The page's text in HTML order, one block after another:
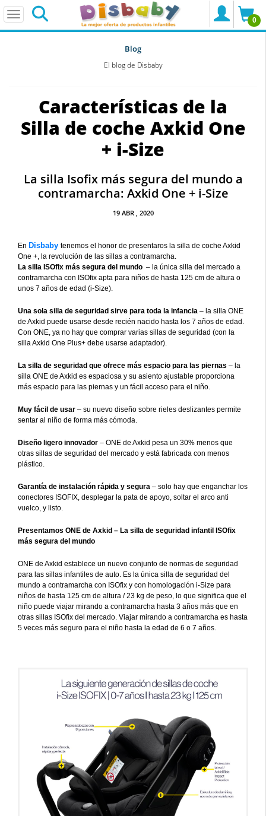
0
Blog
El blog de Disbaby
Características de la
Silla de coche Axkid One
+ i-Size
La silla Isofix más segura del mundo a
contramarcha: Axkid One + i-Size
19 ABR, 2020
En Disbaby tenemos el honor de presentaros la silla de coche Axkid
One +, la revolución de las sillas a contramarcha.
La silla ISOfix más segura del mundo – la única silla del mercado a
contramarcha con ISOfix apta para niños de hasta 125 cm de altura o
unos 7 años de edad (i-Size).
Una sola silla de seguridad sirve para toda la infancia – la silla ONE
de Axkid puede usarse desde recién nacido hasta los 7 años de edad.
Con ONE, ya no hay que comprar varias sillas de seguridad (con la
silla Axkid One Plus+ debe usarse adaptador).
La silla de seguridad que ofrece más espacio para las piernas – la
silla ONE de Axkid es espaciosa y su asiento ajustable proporciona
más espacio para las piernas y un fácil acceso para el niño.
Muy fácil de usar – su nuevo diseño sobre rieles deslizantes permite
sentar al niño de forma más cómoda.
Diseño ligero innovador – ONE de Axkid pesa un 30% menos que
otras sillas de seguridad del mercado y está fabricada con menos
plástico.
Garantía de instalación rápida y segura – solo hay que enganchar los
conectores ISOFIX, desplegar la pata de apoyo, soltar el arco anti
vuelco, y listo.
Presentamos ONE de Axkid – La silla de seguridad infantil ISOfix
más segura del mundo
ONE de Axkid establece un nuevo conjunto de normas de seguridad
para las sillas infantiles de auto. Es la única silla de seguridad del
mundo a contramarcha con ISOfix y con homologación i-Size para
niños de hasta 125 cm de altura / 23 kg de peso, lo que significa que el
niño puede viajar mirando a contramarcha hasta 3 años más que en
otras sillas ISOfix del mercado. Viajar mirando a contramarcha es hasta
5 veces más seguro para el niño hasta la edad de 6 o 7 años.